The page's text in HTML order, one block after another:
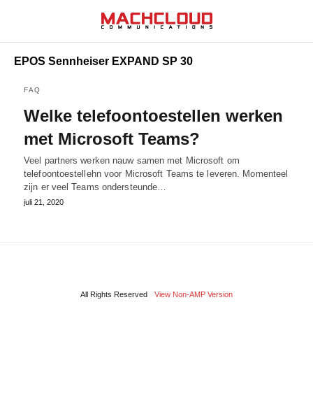
EPOS Sennheiser EXPAND SP 30
FAQ
Welke telefoontoestellen werken
met Microsoft Teams?
Veel partners werken nauw samen met Microsoft om
telefoontoestellehn voor Microsoft Teams te leveren. Momenteel
zijn er veel Teams ondersteunde…
juli 21, 2020
All Rights Reserved View Non-AMP Version